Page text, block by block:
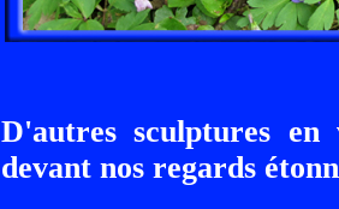
D'autres sculptures en
devant nos regards